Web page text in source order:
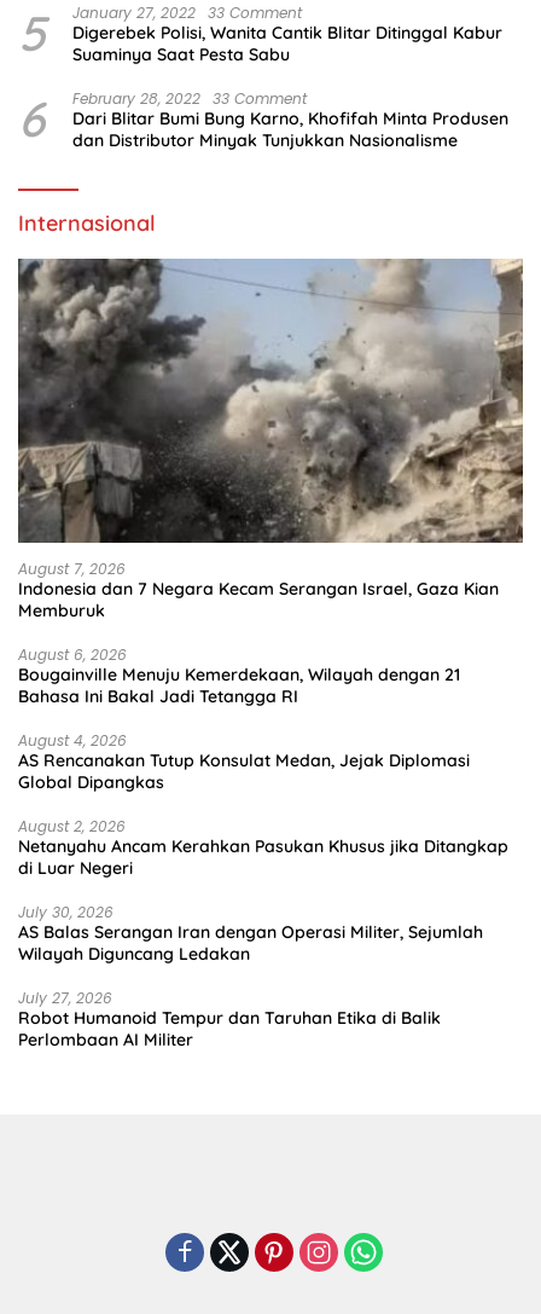
5 January 27, 2022 33 Comment
Digerebek Polisi, Wanita Cantik Blitar Ditinggal Kabur
Suaminya Saat Pesta Sabu
6 February 28, 2022 33 Comment
Dari Blitar Bumi Bung Karno, Khofifah Minta Produsen
dan Distributor Minyak Tunjukkan Nasionalisme
Internasional
August 7, 2026
Indonesia dan 7 Negara Kecam Serangan Israel, Gaza Kian
Memburuk
August 6, 2026
Bougainville Menuju Kemerdekaan, Wilayah dengan 21
Bahasa Ini Bakal Jadi Tetangga RI
August 4, 2026
AS Rencanakan Tutup Konsulat Medan, Jejak Diplomasi
Global Dipangkas
August 2, 2026
Netanyahu Ancam Kerahkan Pasukan Khusus jika Ditangkap
di Luar Negeri
July 30, 2026
AS Balas Serangan Iran dengan Operasi Militer, Sejumlah
Wilayah Diguncang Ledakan
July 27, 2026
Robot Humanoid Tempur dan Taruhan Etika di Balik
Perlombaan AI Militer